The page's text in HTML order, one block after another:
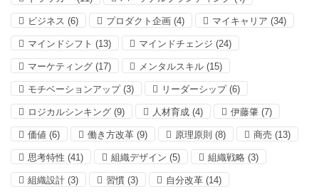
ビジネス (6) プロダクト企画 (4) マイキャリア (34)
マインドシフト (13) マインドチェンジ (24)
マーケティング (17) メンタルスキル (15)
モチベーションアップ(3) リーダーシップ(6)
ロジカルシンキング (9) 人材育成 (4) 伊藤肇 (7)
価値 (6) 働き方改革 (9) 原理原則 (8) 商売 (13)
思考特性 (41) 組織デザイン (5) 組織戦略 (3)
組織設計 (3) 習慣 (3) 自分改革 (14)